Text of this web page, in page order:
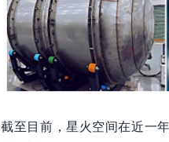
截至目前，星火空间在近一